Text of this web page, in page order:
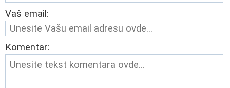
Vaš email:
Komentar: